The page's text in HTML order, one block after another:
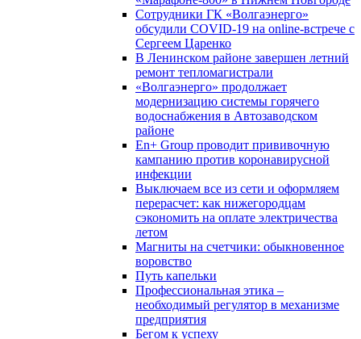
Сотрудники ГК «Волгаэнерго»
обсудили COVID-19 на online-встрече с
Сергеем Царенко
В Ленинском районе завершен летний
ремонт тепломагистрали
«Волгаэнерго» продолжает
модернизацию системы горячего
водоснабжения в Автозаводском
районе
En+ Group проводит прививочную
кампанию против коронавирусной
инфекции
Выключаем все из сети и оформляем
перерасчет: как нижегородцам
сэкономить на оплате электричества
летом
Магниты на счетчики: обыкновенное
воровство
Путь капельки
Профессиональная этика –
необходимый регулятор в механизме
предприятия
Бегом к успеху